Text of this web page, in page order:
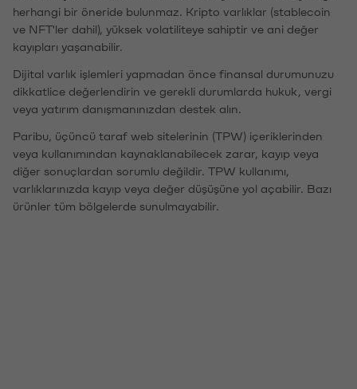
herhangi bir öneride bulunmaz. Kripto varlıklar (stablecoin
ve NFT'ler dahil), yüksek volatiliteye sahiptir ve ani değer
kayıpları yaşanabilir.
Dijital varlık işlemleri yapmadan önce finansal durumunuzu
dikkatlice değerlendirin ve gerekli durumlarda hukuk, vergi
veya yatırım danışmanınızdan destek alın.
Paribu, üçüncü taraf web sitelerinin (TPW) içeriklerinden
veya kullanımından kaynaklanabilecek zarar, kayıp veya
diğer sonuçlardan sorumlu değildir. TPW kullanımı,
varlıklarınızda kayıp veya değer düşüşüne yol açabilir. Bazı
ürünler tüm bölgelerde sunulmayabilir.